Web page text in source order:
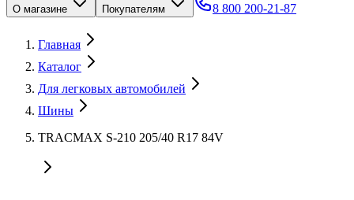
О магазине Покупателям 8 800 200-21-87
Главная
Каталог
Для легковых автомобилей
Шины
TRACMAX S-210 205/40 R17 84V